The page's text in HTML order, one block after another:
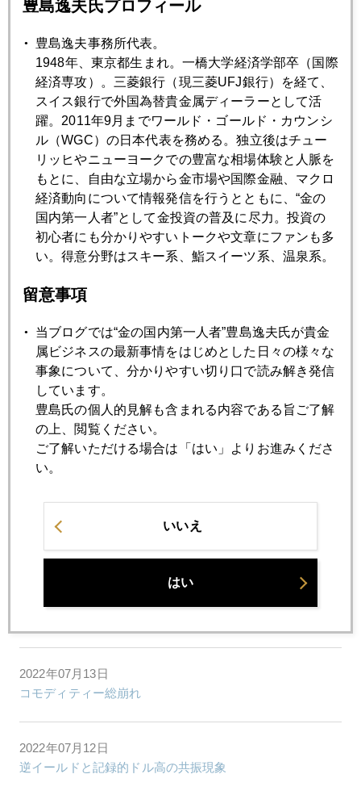
2022年07月28日
2022年07月27日
今年利上げ、来年利下げで金安反転も
2022年07月26日
ＦＯＭＣを控えた相場
2022年07月25日
米インフレ期待率低下、円安継続論に一石
2022年07月22日
2022年07月20日
ウクライナ公的金準備を売却
2022年07月19日
円売りかユーロ売りか金売りか、迷うヘッジファンド
2022年07月15日
2022年07月13日
コモディティー総崩れ
2022年07月12日
逆イールドと記録的ドル高の共振現象
豊島逸夫氏プロフィール
豊島逸夫事務所代表。
1948年、東京都生まれ。一橋大学経済学部卒（国際
経済専攻）。三菱銀行（現三菱UFJ銀行）を経て、
スイス銀行で外国為替貴金属ディーラーとして活
躍。2011年9月までワールド・ゴールド・カウンシ
ル（WGC）の日本代表を務める。独立後はチュー
リッヒやニューヨークでの豊富な相場体験と人脈を
もとに、自由な立場から金市場や国際金融、マクロ
経済動向について情報発信を行うとともに、“金の
国内第一人者”として金投資の普及に尽力。投資の
初心者にも分かりやすいトークや文章にファンも多
い。得意分野はスキー系、鮨スイーツ系、温泉系。
留意事項
当ブログでは“金の国内第一人者”豊島逸夫氏が貴金
属ビジネスの最新事情をはじめとした日々の様々な
事象について、分かりやすい切り口で読み解き発信
しています。
豊島氏の個人的見解も含まれる内容である旨ご了解
の上、閲覧ください。
ご了解いただける場合は「はい」よりお進みくださ
い。
いいえ
はい